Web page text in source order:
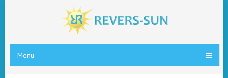
Menu